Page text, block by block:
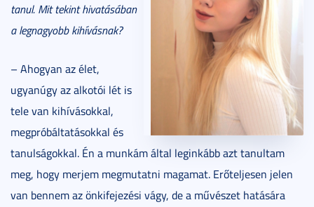
tanul. Mit tekint hivatásában
a legnagyobb kihívásnak?
– Ahogyan az élet,
ugyanúgy az alkotói lét is
tele van kihívásokkal,
megpróbáltatásokkal és
tanulságokkal. Én a munkám által leginkább azt tanultam
meg, hogy merjem megmutatni magamat. Erőteljesen jelen
van bennem az önkifejezési vágy, de a művészet hatására